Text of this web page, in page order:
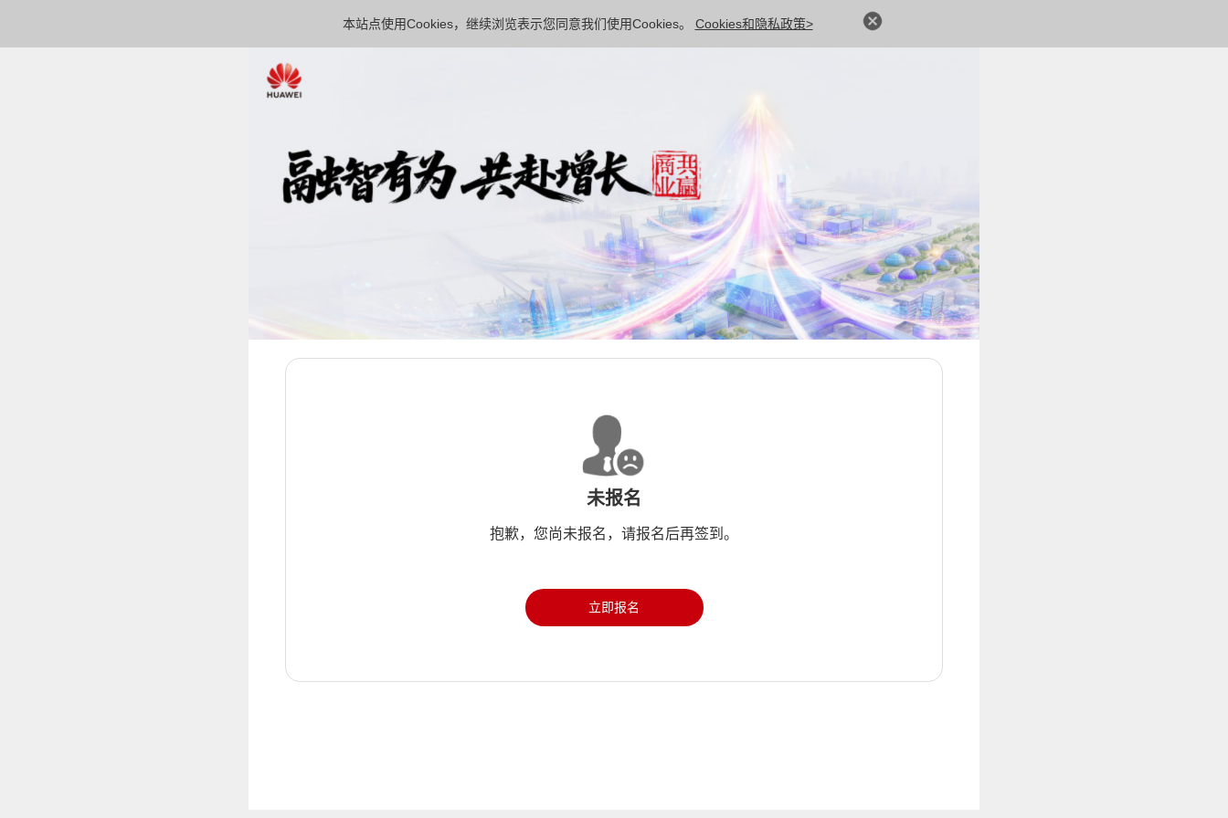
本站点使用Cookies，继续浏览表示您同意我们使用Cookies。 Cookies和隐私政策>
未报名
抱歉，您尚未报名，请报名后再签到。
立即报名